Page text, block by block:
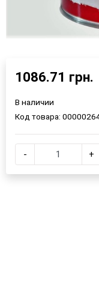
1086.71 грн.
В наличии
Код товара:
- +